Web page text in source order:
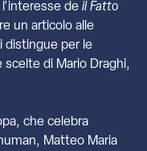
de il Fatto
un articolo alle
distingue per le
di Mario Draghi,
che celebra
Matteo Maria